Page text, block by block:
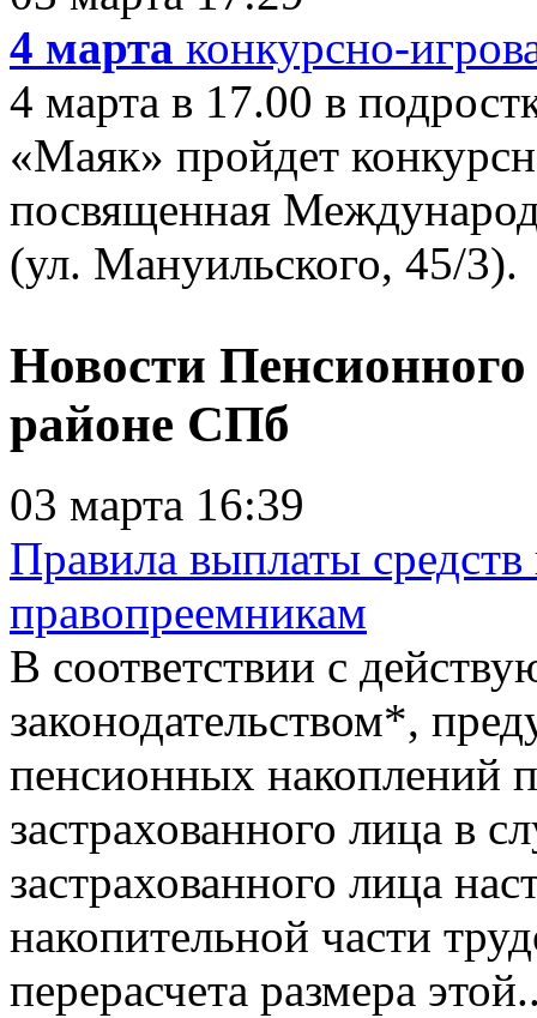
4 марта конкурсно-
4 марта в 17.00 в
«Маяк» пройдет
посвященная
(ул. Мануильского, 45/
Новости
районе СПб
03 марта 16:39
Правила выплаты
правопреемникам
В соответствии с
законодательством*,
пенсионных накоплений
застрахованного лица в
застрахованного лица
накопительной части
перерасчета размера